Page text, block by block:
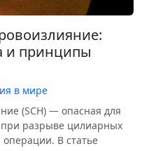
и принципы
в мире
(SCH) — опасная для
разрыве цилиарных
В статье